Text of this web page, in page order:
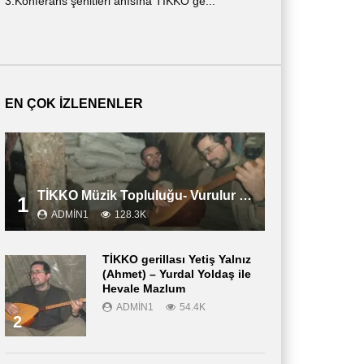
EN ÇOK İZLENENLER
1 TİKKO Müzik Topluluğu- Vurulur Vali
ADMIN1 128.3K
2
TİKKO gerillası Yetiş Yalnız
(Ahmet) – Yurdal Yoldaş ile
Hevale Mazlum
ADMIN1 54.4K